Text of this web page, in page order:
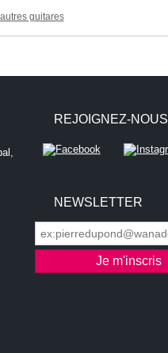
vos informations sont manipulées.
guitares
REJOIGNEZ-NOUS
NEWSLETTER